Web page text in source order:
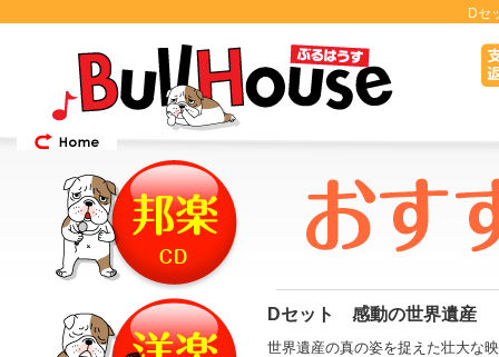
Dセ
Dセット 感動の世界遺産
世界遺産の真の姿を捉えた壮大な